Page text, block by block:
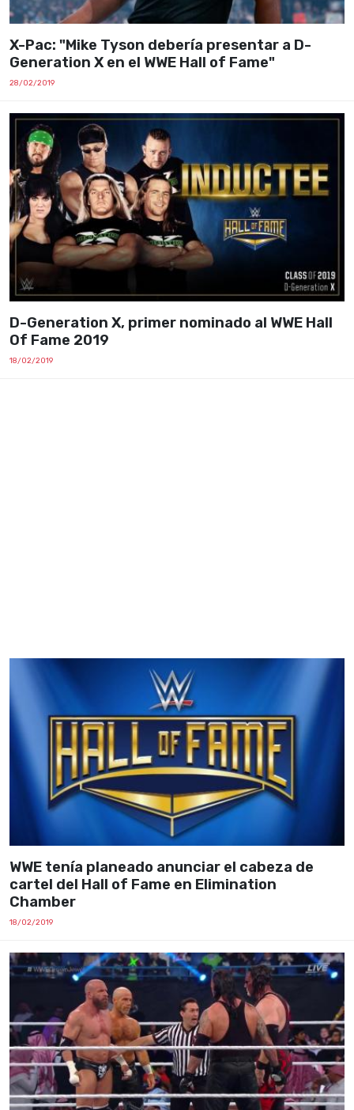
X-Pac: "Mike Tyson debería presentar a D-
Generation X en el WWE Hall of Fame"
28/02/2019
D-Generation X, primer nominado al WWE Hall
Of Fame 2019
18/02/2019
WWE tenía planeado anunciar el cabeza de
cartel del Hall of Fame en Elimination
Chamber
18/02/2019